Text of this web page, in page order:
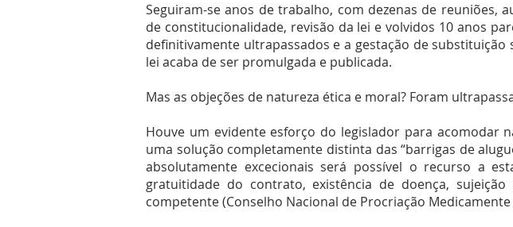
Seguiram-se anos de trabalho, com dezenas de reuniões,
de constitucionalidade, revisão da lei e volvidos 10 anos
definitivamente ultrapassados e a gestação de
lei acaba de ser promulgada e publicada.
Mas as objeções de natureza ética e moral? Foram
Houve um evidente esforço do legislador para acomodar
uma solução completamente distinta das “barrigas de
absolutamente excecionais será possível o recurso a
gratuitidade do contrato, existência de doença,
competente (Conselho Nacional de Procriação Medicamente